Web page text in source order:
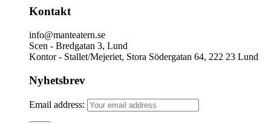
Kontakt
info@manteatern.se
Scen - Bredgatan 3, Lund
Kontor - Stallet/Mejeriet, Stora Södergatan 64, 222 23 Lund
Nyhetsbrev
Email address: